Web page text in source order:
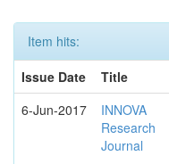
Item hits:
Issue Date
Title
6-Jun-2017
INNOVA
Research
Journal